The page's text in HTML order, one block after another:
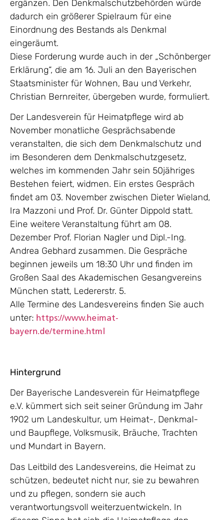
ergänzen. Den Denkmalschutzbehörden würde
dadurch ein größerer Spielraum für eine
Einordnung des Bestands als Denkmal
eingeräumt.
Diese Forderung wurde auch in der „Schönberger
Erklärung“, die am 16. Juli an den Bayerischen
Staatsminister für Wohnen, Bau und Verkehr,
Christian Bernreiter, übergeben wurde, formuliert.
Der Landesverein für Heimatpflege wird ab
November monatliche Gesprächsabende
veranstalten, die sich dem Denkmalschutz und
im Besonderen dem Denkmalschutzgesetz,
welches im kommenden Jahr sein 50jähriges
Bestehen feiert, widmen. Ein erstes Gespräch
findet am 03. November zwischen Dieter Wieland,
Ira Mazzoni und Prof. Dr. Günter Dippold statt.
Eine weitere Veranstaltung führt am 08.
Dezember Prof. Florian Nagler und Dipl.-Ing.
Andrea Gebhard zusammen. Die Gespräche
beginnen jeweils um 18:30 Uhr und finden im
Großen Saal des Akademischen Gesangvereins
München statt, Ledererstr. 5.
Alle Termine des Landesvereins finden Sie auch
unter: https://www.heimat-
bayern.de/termine.html
Hintergrund
Der Bayerische Landesverein für Heimatpflege
e.V. kümmert sich seit seiner Gründung im Jahr
1902 um Landeskultur, um Heimat-, Denkmal-
und Baupflege, Volksmusik, Bräuche, Trachten
und Mundart in Bayern.
Das Leitbild des Landesvereins, die Heimat zu
schützen, bedeutet nicht nur, sie zu bewahren
und zu pflegen, sondern sie auch
verantwortungsvoll weiterzuentwickeln. In